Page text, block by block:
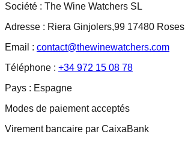
Société : The Wine Watchers SL
Adresse : Riera Ginjolers,99 17480 Roses
Email : contact@thewinewatchers.com
Téléphone : +34 972 15 08 78
Pays : Espagne
Modes de paiement acceptés
Virement bancaire par CaixaBank